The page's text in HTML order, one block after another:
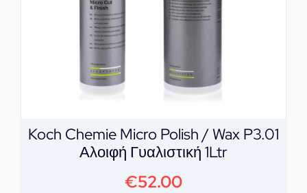
Koch Chemie Micro Polish / Wax P3.01
Αλοιφή Γυαλιστική 1Ltr
€52.00